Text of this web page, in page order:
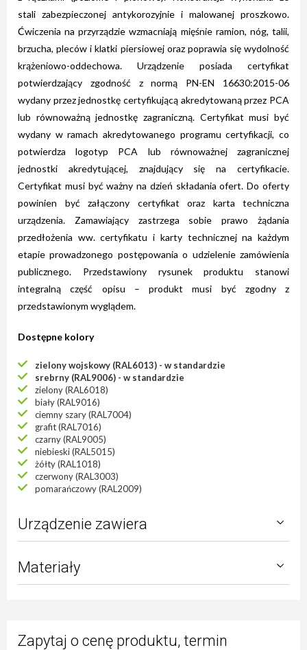
stali zabezpieczonej antykorozyjnie i malowanej proszkowo.
Ćwiczenia na przyrządzie wzmacniają mięśnie ramion, nóg, talii,
brzucha, pleców i klatki piersiowej oraz poprawia się wydolność
krążeniowo-oddechowa. Urządzenie posiada certyfikat
potwierdzający zgodność z normą PN-EN 16630:2015-06
wydany przez jednostkę certyfikującą akredytowaną przez PCA
lub równoważną jednostkę zagraniczną. Certyfikat musi być
wydany w ramach akredytowanego programu certyfikacji, co
potwierdza logotyp PCA lub równoważnej zagranicznej
jednostki akredytującej, znajdujący się na certyfikacie.
Certyfikat musi być ważny na dzień składania ofert. Do oferty
powinien być załączony certyfikat oraz karta techniczna
urządzenia. Zamawiający zastrzega sobie prawo żądania
przedłożenia ww. certyfikatu i karty technicznej na każdym
etapie prowadzonego postępowania o udzielenie zamówienia
publicznego. Przedstawiony rysunek produktu stanowi
integralną część opisu – produkt musi być zgodny z
przedstawionym wyglądem.
Dostępne kolory
zielony wojskowy (RAL6013) - w standardzie
srebrny (RAL9006) - w standardzie
zielony (RAL6018)
biały (RAL9016)
ciemny szary (RAL7004)
grafit (RAL7016)
czarny (RAL9005)
niebieski (RAL5015)
żółty (RAL1018)
czerwony (RAL3003)
pomarańczowy (RAL2009)
Urządzenie zawiera
Materiały
Zapytaj o cenę produktu, termin